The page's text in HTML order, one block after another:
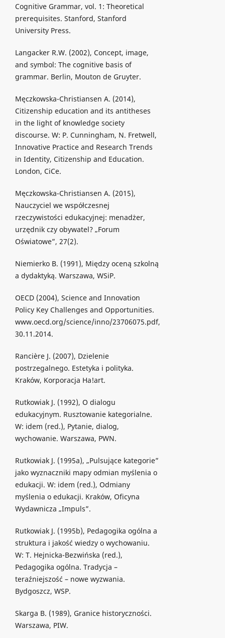
Cognitive Grammar, vol. 1: Theoretical
prerequisites. Stanford, Stanford
University Press.
Langacker R.W. (2002), Concept, image,
and symbol: The cognitive basis of
grammar. Berlin, Mouton de Gruyter.
Męczkowska-Christiansen A. (2014),
Citizenship education and its antitheses
in the light of knowledge society
discourse. W: P. Cunningham, N. Fretwell,
Innovative Practice and Research Trends
in Identity, Citizenship and Education.
London, CiCe.
Męczkowska-Christiansen A. (2015),
Nauczyciel we współczesnej
rzeczywistości edukacyjnej: menadżer,
urzędnik czy obywatel? „Forum
Oświatowe”, 27(2).
Niemierko B. (1991), Między oceną szkolną
a dydaktyką. Warszawa, WSiP.
OECD (2004), Science and Innovation
Policy Key Challenges and Opportunities.
www.oecd.org/science/inno/23706075.pdf,
30.11.2014.
Rancière J. (2007), Dzielenie
postrzegalnego. Estetyka i polityka.
Kraków, Korporacja Ha!art.
Rutkowiak J. (1992), O dialogu
edukacyjnym. Rusztowanie kategorialne.
W: idem (red.), Pytanie, dialog,
wychowanie. Warszawa, PWN.
Rutkowiak J. (1995a), „Pulsujące kategorie”
jako wyznaczniki mapy odmian myślenia o
edukacji. W: idem (red.), Odmiany
myślenia o edukacji. Kraków, Oficyna
Wydawnicza „Impuls”.
Rutkowiak J. (1995b), Pedagogika ogólna a
struktura i jakość wiedzy o wychowaniu.
W: T. Hejnicka-Bezwińska (red.),
Pedagogika ogólna. Tradycja –
teraźniejszość – nowe wyzwania.
Bydgoszcz, WSP.
Skarga B. (1989), Granice historyczności.
Warszawa, PIW.